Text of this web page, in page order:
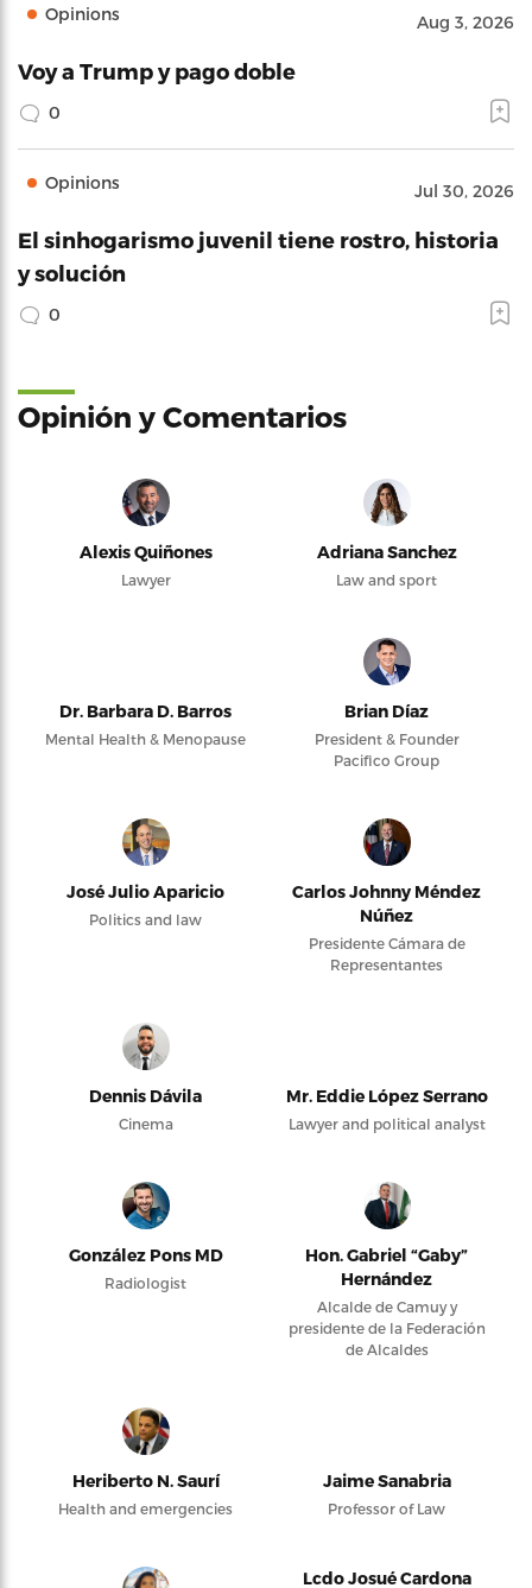
Opinions Aug 3, 2026
Voy a Trump y pago doble
0
Opinions Jul 30, 2026
El sinhogarismo juvenil tiene rostro, historia
y solución
0
Opinión y Comentarios
Alexis Quiñones
Lawyer
Adriana Sanchez
Law and sport
Dr. Barbara D. Barros
Mental Health & Menopause
Brian Díaz
President & Founder
Pacifico Group
José Julio Aparicio
Politics and law
Carlos Johnny Méndez
Núñez
Presidente Cámara de
Representantes
Dennis Dávila
Cinema
Mr. Eddie López Serrano
Lawyer and political analyst
González Pons MD
Radiologist
Hon. Gabriel “Gaby”
Hernández
Alcalde de Camuy y
presidente de la Federación
de Alcaldes
Heriberto N. Saurí
Health and emergencies
Jaime Sanabria
Professor of Law
Lcdo Josué Cardona